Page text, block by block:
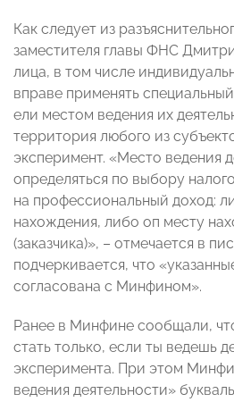
Как следует из
заместителя главы ФНС
лица, в том числе
вправе применять
ели местом ведения их
территория любого из
эксперимент. «Место ведения
определяться по выбору
на профессиональный доход:
нахождения, либо оп месту
(заказчика)», – отмечается в
подчеркивается, что
согласована с Минфином».
Ранее в Минфине сообщали,
стать только, если ты ведешь
эксперимента. При этом
ведения деятельности»